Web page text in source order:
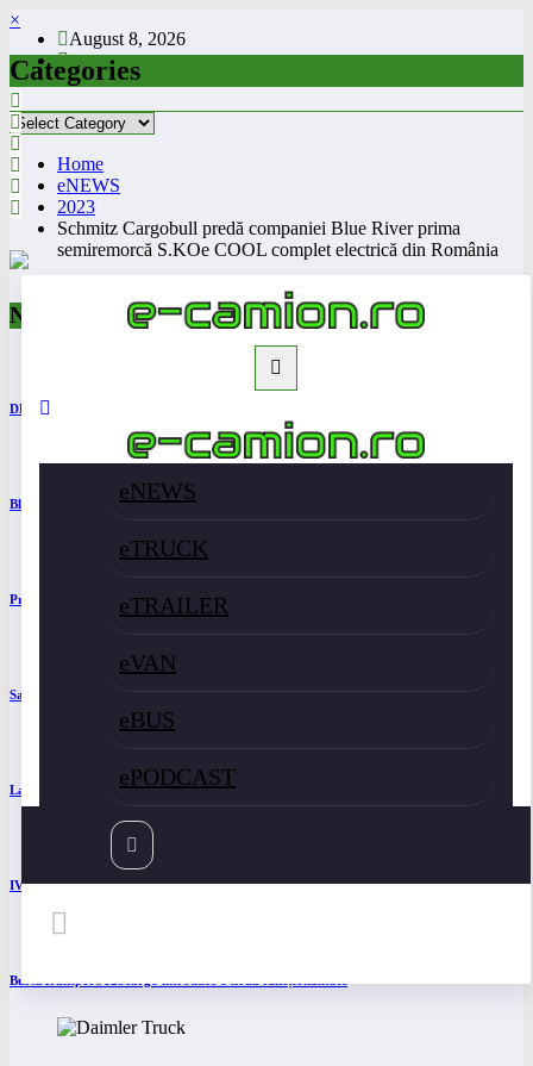
Skip
content
August 8, 2026
eNEWS
eTRUCK
eTRAILER
eVAN
eBUS
ePODCAST
×
Categories
Categories
Home
eNEWS
2023
Schmitz Cargobull predă companiei Blue River prima
semiremorcă S.KOe COOL complet electrică din România
Noutati
DKV Mobility și Shell își extind parteneriatul european
Blue River: 26.123 km cu un camion 100% electric în transport internațional
Proiectul Revoy prinde contur
Sailun își extinde gama de anvelope pentru camioane
Lars Ljungström a fost numit director general (CFO) pentru cellcentric
IVECO Strator se întoarce
BursaTransport/123cargo introduce o nouă funcționalitate